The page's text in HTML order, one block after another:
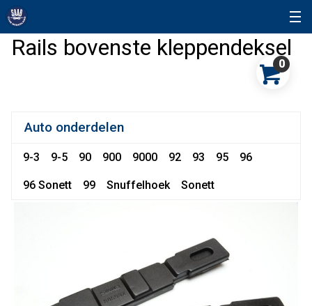
Rails bovenste kleppendeksel
0
Auto onderdelen
9-3 9-5 90 900 9000 92 93 95 96
96 Sonett 99 Snuffelhoek Sonett